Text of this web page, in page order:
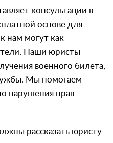
консультации в
основе для
нам могут как
Наши юристы
военного билета,
Мы помогаем
нарушения прав
рассказать юристу